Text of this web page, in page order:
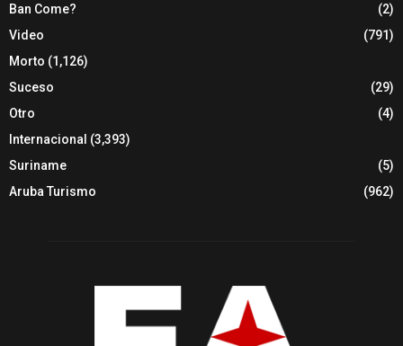
Ban Come?
(2)
Video
(791)
Morto (1,126)
Suceso
(29)
Otro
(4)
Internacional (3,393)
Suriname
(5)
Aruba Turismo
(962)